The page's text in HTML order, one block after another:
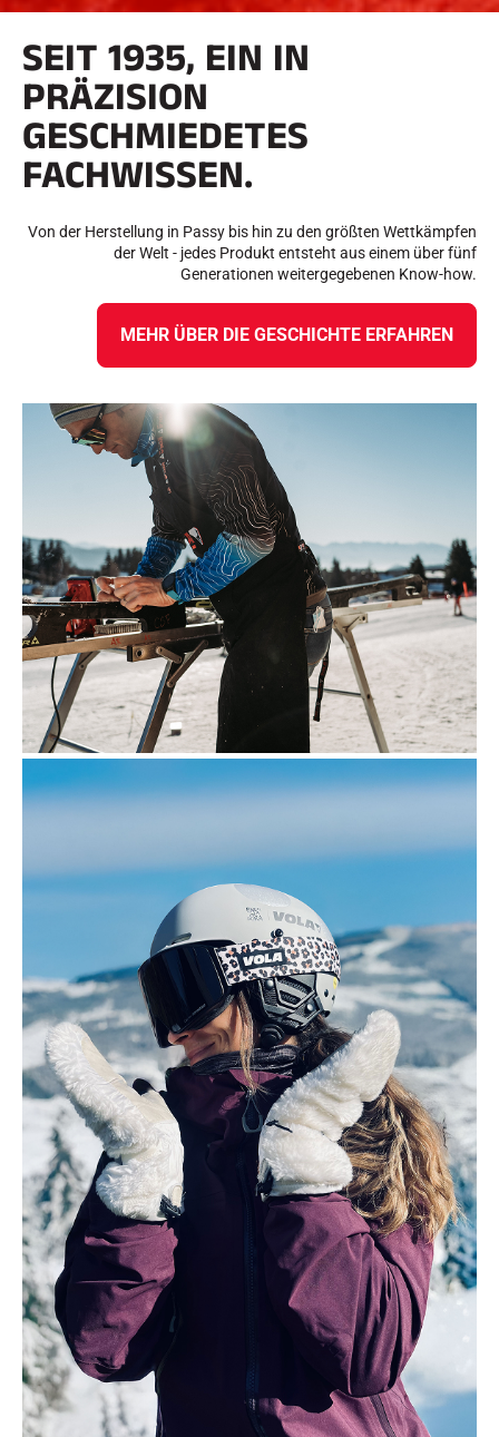
SEIT 1935, EIN IN
PRÄZISION
GESCHMIEDETES
FACHWISSEN.
Von der Herstellung in Passy bis hin zu den größten Wettkämpfen
der Welt - jedes Produkt entsteht aus einem über fünf
Generationen weitergegebenen Know-how.
MEHR ÜBER DIE GESCHICHTE ERFAHREN